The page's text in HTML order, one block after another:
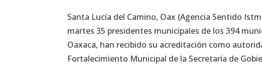
Santa Lucía del Camino, Oax (Agencia Sentido
martes 35 presidentes municipales de los 394
Oaxaca, han recibido su acreditación como
Fortalecimiento Municipal de la Secretaría de